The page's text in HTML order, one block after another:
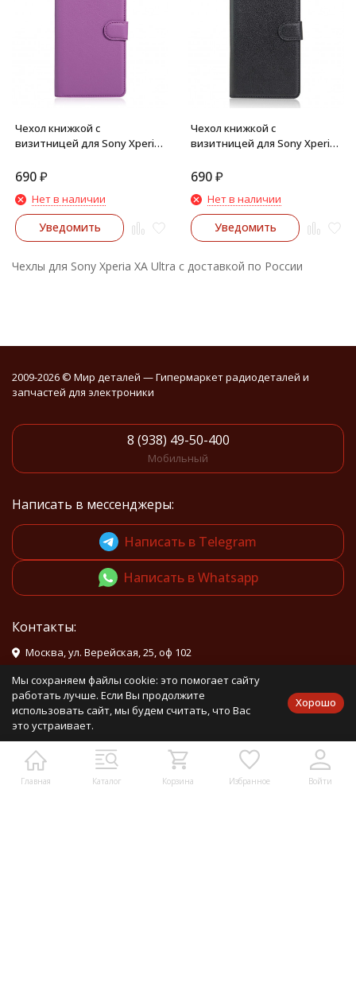
Чехол книжкой с
визитницей для Sony Xperia
690₽
Нет в наличии
Уведомить
Чехол книжкой с
визитницей для Sony Xperia
690₽
Нет в наличии
Уведомить
Чехлы для Sony Xperia XA Ultra с доставкой по России
Главная Каталог Корзина Избранное Войти
2009-2026 © Мир деталей — Гипермаркет радиодеталей и
запчастей для электроники
8 (938) 49-50-400
Мобильный
Написать в мессенджеры:
Написать в Telegram
Написать в Whatsapp
Контакты:
Москва, ул. Верейская, 25, оф 102
info@mirdetali.ru
Мы в социальных сетях:
Мы сохраняем файлы cookie: это помогает сайту
работать лучше. Если Вы продолжите
использовать сайт, мы будем считать, что Вас
это устраивает.
Хорошо